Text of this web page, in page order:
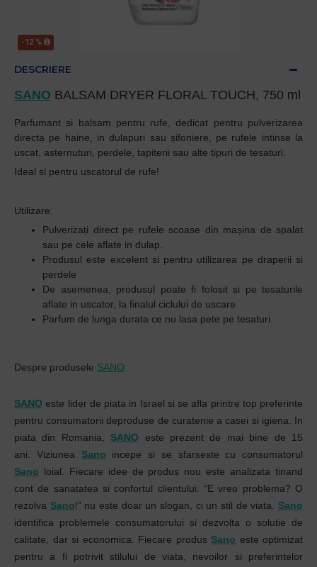
-12 %
DESCRIERE
SANO BALSAM DRYER FLORAL TOUCH, 750 ml
Parfumant si balsam pentru rufe, dedicat pentru pulverizarea
directa pe haine, in dulapuri sau șifoniere, pe rufele intinse la
uscat, asternuturi, perdele, tapiterii sau alte tipuri de tesaturi.
Ideal si pentru uscatorul de rufe!
Utilizare:
Pulverizați direct pe rufele scoase din mașina de spalat
sau pe cele aflate in dulap.
Produsul este excelent si pentru utilizarea pe draperii si
perdele
De asemenea, produsul poate fi folosit si pe tesaturile
aflate in uscator, la finalul ciclului de uscare
Parfum de lunga durata ce nu lasa pete pe tesaturi.
Despre produsele SANO
SANO este lider de piata in Israel si se afla printre top preferinte
pentru consumatorii deproduse de curatenie a casei si igiena. In
piata din Romania,SANO este prezent de mai bine de 15
ani. Viziunea Sano incepe si se sfarseste cu consumatorul
Sano loial. Fiecare idee de produs nou este analizata tinand
cont de sanatatea si confortul clientului. “E vreo problema? O
rezolva Sano!” nu este doar un slogan, ci un stil de viata.Sano
identifica problemele consumatorului si dezvolta o solutie de
calitate, dar si economica. Fiecare produs Sano este optimizat
pentru a fi potrivit stilului de viata, nevoilor si preferintelor